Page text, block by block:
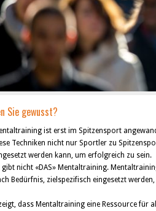
Sie gewusst?
ist erst im Spitzensport
Techniken nicht nur Sportler zu
werden kann, um erfolgreich zu sein.
gibt nicht «DAS» Mentaltraining.
Bedürfnis, zielspezifisch eingesetzt
dass Mentaltraining eine Ressource für